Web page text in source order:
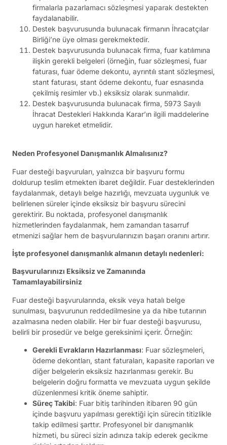
firmalarla pazarlamacı sözleşmesi yaparak destekten
faydalanabilir.
Destek başvurusunda bulunacak firmanın İhracatçılar
Birliği’ne üye olması gerekmektedir.
Destek başvurusunda bulunacak firma, fuar katılımına
ilişkin gerekli belgeleri (örneğin, fuar sözleşmesi, fuar
faturası, fuar ödeme dekontu, ayrıntılı stant sözleşmesi,
stant faturası, stant ödeme dekontu, fuar esnasında
çekilmiş resimler vb.) eksiksiz olarak sunmalıdır.
Destek başvurusunda bulunacak firma, 5973 Sayılı
İhracat Destekleri Hakkında Karar’ın ilgili maddelerine
uygun hareket etmelidir.
Neden Profesyonel Danışmanlık Almalısınız?
Fuar desteği başvuruları, yalnızca bir başvuru formu
doldurup teslim etmekten ibaret değildir. Fuar desteklerinden
faydalanmak, detaylı belge hazırlığı, mevzuata uygunluk ve
belirlenen süreler içinde eksiksiz bir başvuru sürecini
gerektirir. Bu noktada, profesyonel danışmanlık
hizmetlerinden faydalanmak, hem zamandan tasarruf
etmenizi sağlar hem de başvurularınızın başarı oranını artırır.
İşte profesyonel danışmanlık almanın detaylı nedenleri:
Başvurularınızı Eksiksiz ve Zamanında
Tamamlayabilirsiniz
Fuar desteği başvurularında, eksik veya hatalı belge
sunulması, başvurunun reddedilmesine ya da hibe tutarının
azalmasına neden olabilir. Her bir fuar desteği başvurusu,
belirli bir prosedür ve belge gereksinimi içerir. Örneğin:
Gerekli Evrakların Hazırlanması: Fuar sözleşmeleri,
ödeme dekontları, stant faturaları, kapasite raporları ve
diğer belgelerin eksiksiz hazırlanması gerekir. Bu
belgelerin doğru formatta ve mevzuata uygun şekilde
düzenlenmesi kritik öneme sahiptir.
Süreç Takibi: Fuar bitiş tarihinden itibaren 90 gün
içinde başvuru yapılması gerektiği için sürecin titizlikle
takip edilmesi şarttır. Profesyonel bir danışmanlık
hizmeti, bu süreci sizin adınıza takip ederek gecikme